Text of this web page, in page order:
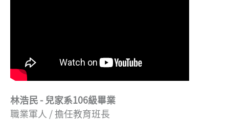
林浩民 - 兒家系106級畢業
職業軍人 / 擔任教育班長